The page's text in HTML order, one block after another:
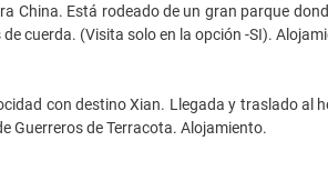
China. Está rodeado de un gran parque
cuerda. (Visita solo en la opción -SI).
con destino Xian. Llegada y traslado al
Guerreros de Terracota. Alojamiento.